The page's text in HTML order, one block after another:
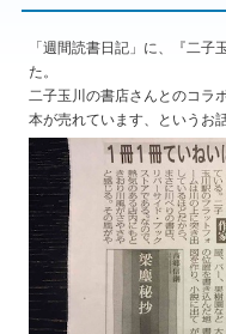
「週間読書日記」に、『二子
た。
二子玉川の書店さんとのコラ
本が売れています、というお話